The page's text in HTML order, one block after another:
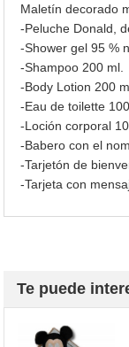
Maletín decorado
-Peluche Donald,
-Shower gel 95 %
-Shampoo 200 ml.
-Body Lotion 200
-Eau de toilette
-Loción corporal
-Babero con el
-Tarjetón de
-Tarjeta con
Te puede